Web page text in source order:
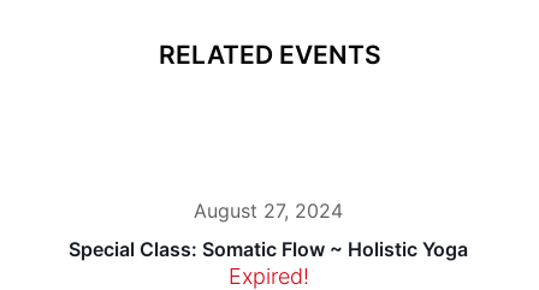
RELATED EVENTS
August 27, 2024
Special Class: Somatic Flow ~ Holistic Yoga
Expired!